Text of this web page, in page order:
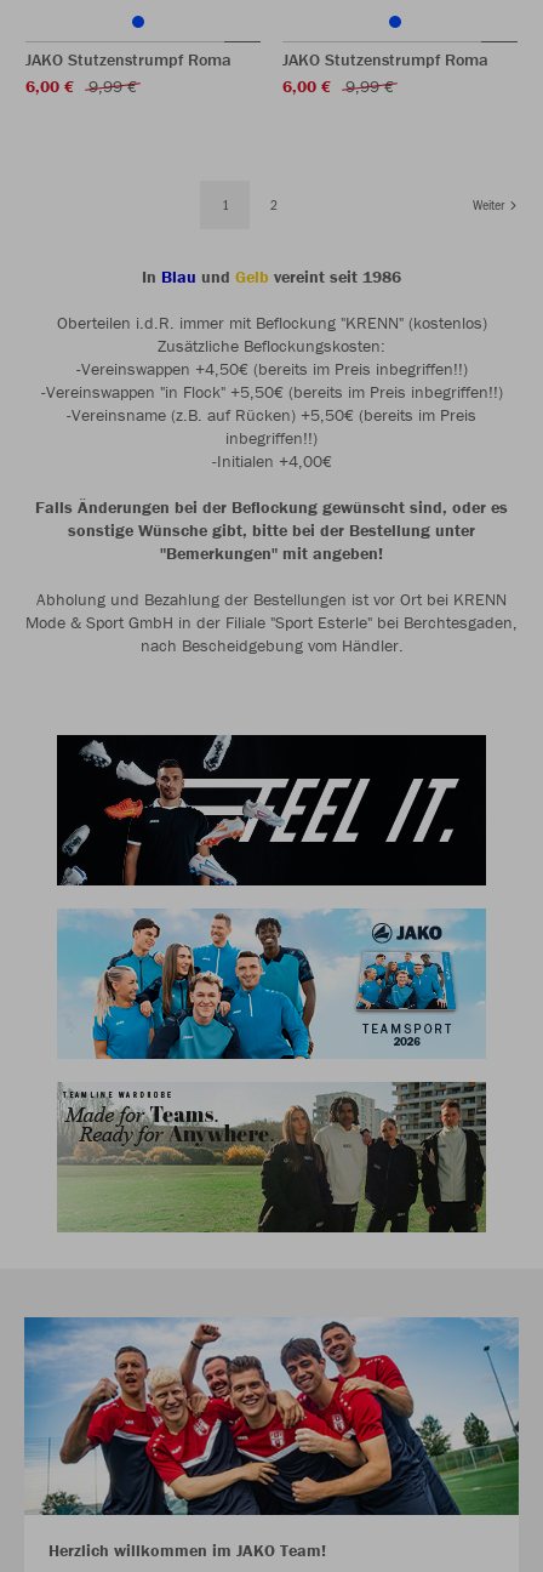
JAKO Stutzenstrumpf Roma
6,00 €
9,99 €
JAKO Stutzenstrumpf Roma
6,00 €
9,99 €
1 2 Weiter
In Blau und Gelb vereint seit 1986
Oberteilen i.d.R. immer mit Beflockung "KRENN" (kostenlos)
Zusätzliche Beflockungskosten:
-Vereinswappen +4,50€ (bereits im Preis inbegriffen!!)
-Vereinswappen "in Flock" +5,50€ (bereits im Preis inbegriffen!!)
-Vereinsname (z.B. auf Rücken) +5,50€ (bereits im Preis
inbegriffen!!)
-Initialen +4,00€
Falls Änderungen bei der Beflockung gewünscht sind, oder es
sonstige Wünsche gibt, bitte bei der Bestellung unter
"Bemerkungen" mit angeben!
Abholung und Bezahlung der Bestellungen ist vor Ort bei KRENN
Mode & Sport GmbH in der Filiale "Sport Esterle" bei Berchtesgaden,
nach Bescheidgebung vom Händler.
Herzlich willkommen im JAKO Team!